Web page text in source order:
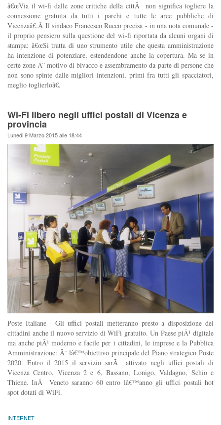
â€œVia il wi-fi dalle zone critiche della cittÃ non significa togliere la
connessione gratuita da tutti i parchi e tutte le aree pubbliche di
Vicenzaâ€.Â Il sindaco Francesco Rucco precisa - in una nota comunale -
il proprio pensiero sulla questione del wi-fi riportata da alcuni organi di
stampa: â€œSi tratta di uno strumento utile che questa amministrazione
ha intenzione di potenziare, estendendone anche la copertura. Ma se in
certe zone Ã¨ motivo di bivacco e assembramento da parte di persone che
non sono spinte dalle migliori intenzioni, primi fra tutti gli spacciatori,
meglio toglierloâ€.
Wi-Fi libero negli uffici postali di Vicenza e
provincia
Lunedi 9 Marzo 2015 alle 18:44
Poste Italiane - Gli uffici postali metteranno presto a disposizione dei
cittadini anche il nuovo servizio di WiFi gratuito. Un Paese piÃ¹ digitale
ma anche piÃ¹ moderno e facile per i cittadini, le imprese e la Pubblica
Amministrazione: Ã¨ lâ€™obiettivo principale del Piano strategico Poste
2020. Entro il 2015 il servizio sarÃ attivato negli uffici postali di
Vicenza Centro, Vicenza 2 e 6, Bassano, Lonigo, Valdagno, Schio e
Thiene. InÂ Veneto saranno 60 entro lâ€™anno gli uffici postali hot
spot dotati di WiFi.
INTERNET